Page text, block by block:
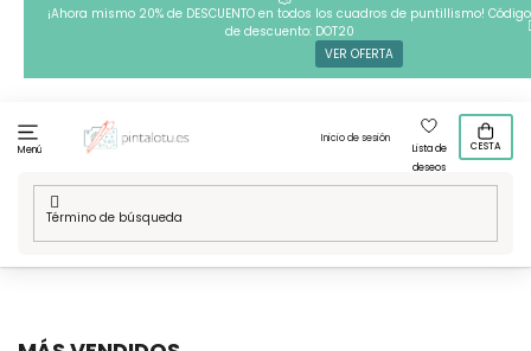
contenido
¡Ahora mismo 20% de DESCUENTO en todos los cuadros de puntillismo! Código
de descuento: DOT20
VER OFERTA
Menú
Inicio de sesión
Lista de
deseos
CESTA
Inicio
Técnicas / Puntillismo